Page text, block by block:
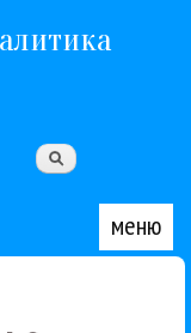
меню